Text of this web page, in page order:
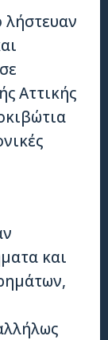
λήστευαν
Αττικής
και